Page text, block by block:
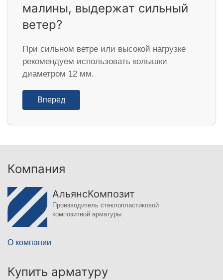
малины, выдержат сильный
ветер?
При сильном ветре или высокой нагрузке
рекомендуем использовать колышки
диаметром 12 мм.
Вперед
Компания
АльянсКомпозит
Производитель стеклопластиковой
композитной арматуры
О компании
Купить арматуру